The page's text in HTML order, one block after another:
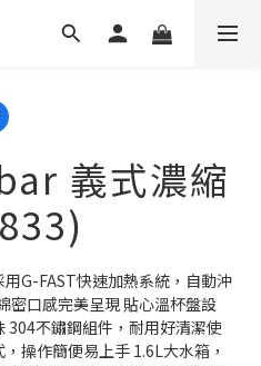
義式濃縮
G-FAST快速加熱系統，自動沖
密口感完美呈現 貼心溫杯盤設
304不鏽鋼組件，耐用好清潔使
操作簡便易上手 1.6L大水箱，